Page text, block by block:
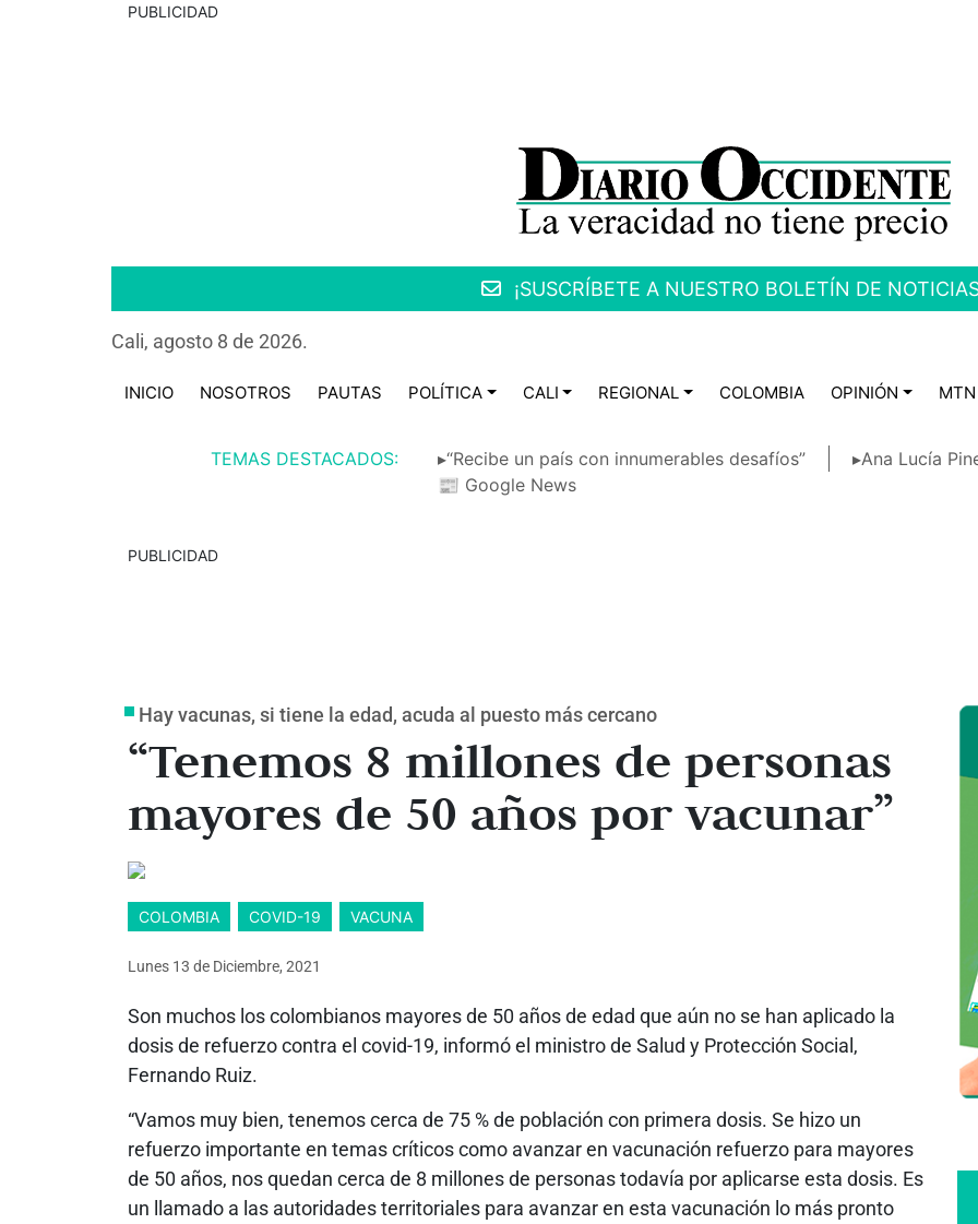
PUBLICIDAD
¡SUSCRÍBETE A NUESTRO BOLETÍN DE
Cali, agosto 8 de 2026.
INICIO NOSOTROS PAUTAS POLÍTICA CALI REGIONAL COLOMBIA OPINIÓN MTN
TEMAS DESTACADOS: ▸“Recibe un país con innumerables desafíos”
▸Ana Lucía
📰 Google News
PUBLICIDAD
Hay vacunas, si tiene la edad, acuda al puesto más cercano
“Tenemos 8 millones de personas
mayores de 50 años por vacunar”
COLOMBIA COVID-19 VACUNA
Lunes 13 de Diciembre, 2021
Son muchos los colombianos mayores de 50 años de edad que aún no se han aplicado la
dosis de refuerzo contra el covid-19, informó el ministro de Salud y Protección Social,
Fernando Ruiz.
“Vamos muy bien, tenemos cerca de 75 % de población con primera dosis. Se hizo un
refuerzo importante en temas críticos como avanzar en vacunación refuerzo para mayores
de 50 años, nos quedan cerca de 8 millones de personas todavía por aplicarse esta dosis. Es
un llamado a las autoridades territoriales para avanzar en esta vacunación lo más pronto